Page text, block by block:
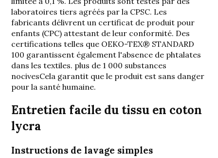
laboratoires tiers agréés par la CPSC. Les
fabricants délivrent un certificat de produit pour
enfants (CPC) attestant de leur conformité. Des
certifications telles que OEKO-TEX® STANDARD
100 garantissent également l'absence de phtalates
dans les textiles. plus de 1 000 substances
nocivesCela garantit que le produit est sans danger
pour la santé humaine.
Entretien facile du tissu en coton
lycra
Instructions de lavage simples